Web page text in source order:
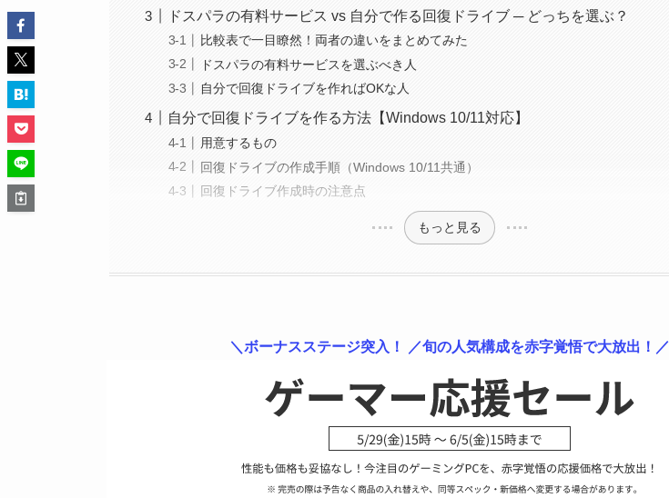
ドスパラの有料サービス vs 自分で作る回復ドライブ ─ どっちを選ぶ？
比較表で一目瞭然！両者の違いをまとめてみた
ドスパラの有料サービスを選ぶべき人
自分で回復ドライブを作ればOKな人
自分で回復ドライブを作る方法【Windows 10/11対応】
用意するもの
回復ドライブの作成手順（Windows 10/11共通）
回復ドライブ作成時の注意点
もっと見る
＼ボーナスステージ突入！ ／旬の人気構成を赤字覚悟で大放出！／